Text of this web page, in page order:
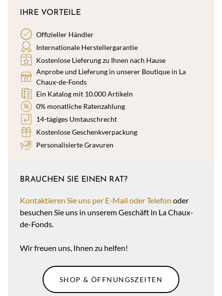
IHRE VORTEILE
Offizieller Händler
Internationale Herstellergarantie
Kostenlose Lieferung zu Ihnen nach Hause
Anprobe und Lieferung in unserer Boutique in La
Chaux-de-Fonds
Ein Katalog mit 10.000 Artikeln
0% monatliche Ratenzahlung
14-tägiges Umtauschrecht
Kostenlose Geschenkverpackung
Personalisierte Gravuren
BRAUCHEN SIE EINEN RAT?
Kontaktieren Sie uns per E-Mail oder Telefon oder
besuchen Sie uns in unserem Geschäft in La Chaux-
de-Fonds.
Wir freuen uns, Ihnen zu helfen!
SHOP & ÖFFNUNGSZEITEN